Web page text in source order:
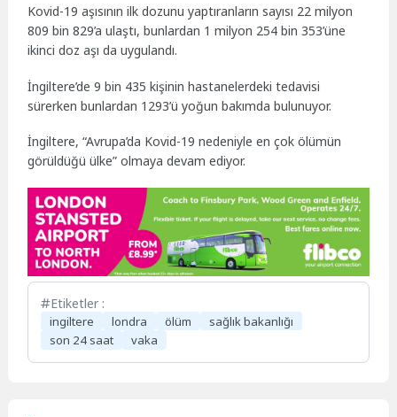
Kovid-19 aşısının ilk dozunu yaptıranların sayısı 22 milyon
809 bin 829’a ulaştı, bunlardan 1 milyon 254 bin 353’üne
ikinci doz aşı da uygulandı.
İngiltere’de 9 bin 435 kişinin hastanelerdeki tedavisi
sürerken bunlardan 1293’ü yoğun bakımda bulunuyor.
İngiltere, “Avrupa’da Kovid-19 nedeniyle en çok ölümün
görüldüğü ülke” olmaya devam ediyor.
Etiketler :
ingiltere londra ölüm
sağlık bakanlığı
son 24 saat
vaka